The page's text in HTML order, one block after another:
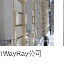
公司